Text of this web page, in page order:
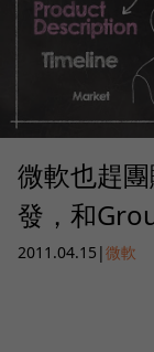
微軟也趕
發，和
2011.04.15 |微軟